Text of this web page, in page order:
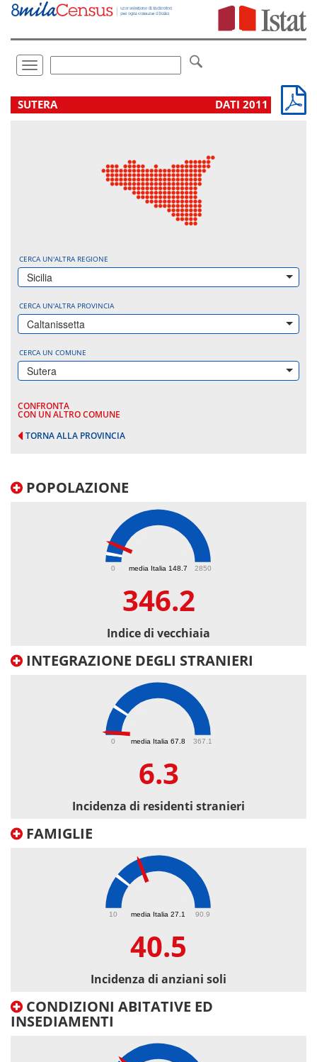
Vai
direttamente
Toggle
navigation
.
SUTERA DATI 2011
CERCA UN'ALTRA REGIONE
Sicilia
CERCA UN'ALTRA PROVINCIA
Caltanissetta
CERCA UN COMUNE
Sutera
CONFRONTA
CON UN ALTRO COMUNE
TORNA ALLA PROVINCIA
POPOLAZIONE
media Italia 148.7
0 2850
346.2
Indice di vecchiaia
INTEGRAZIONE DEGLI STRANIERI
media Italia 67.8
0 367.1
6.3
Incidenza di residenti stranieri
FAMIGLIE
media Italia 27.1
10 90.9
40.5
Incidenza di anziani soli
CONDIZIONI ABITATIVE ED
INSEDIAMENTI